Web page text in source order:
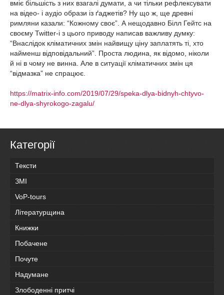
вміє більшість з них взагалі думати, а чи тільки рефлексувати
на відео- і аудіо образи із ґаджетів? Ну що ж, ще древні
римляни казали: “Кожному своє”. А нещодавно Білл Гейтс на
своєму Twitter-і з цього приводу написав важливу думку:
“Внаслідок кліматичних змін найвищу ціну заплатять ті, хто
найменш відповідальний”. Проста людина, як відомо, ніколи
й ні в чому не винна. Але в ситуації кліматичних змін ця
“відмазка” не спрацює.
https://matrix-info.com/2019/07/29/speka-dlya-bidnyh-chtyvo-
ne-dlya-shyrokogo-zagalu/
Категорії
Тексти
ЗМІ
VoP-tours
Літературщина
Книжки
Побачене
Почуте
Надумане
Злободенні притчі